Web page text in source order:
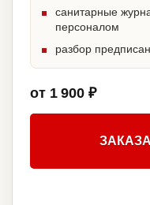
санитарные
персоналом
разбор
от 1 900 ₽